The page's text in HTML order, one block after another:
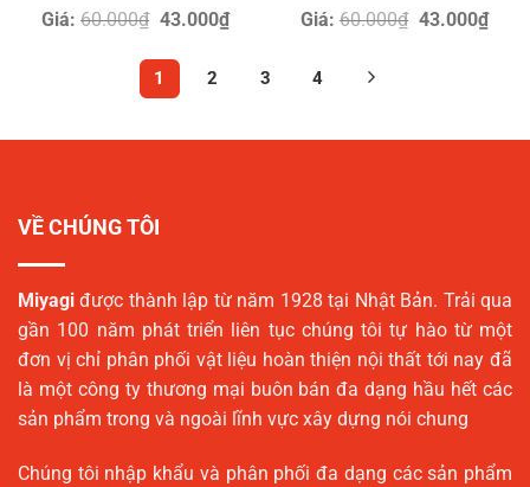
Giá: 60.000₫ Giá
là:
60.000₫.
43.000₫Giá
hiện
Giá: 60.000₫ Giá
43.000₫Giá
hiện
1 2 3 4
VỀ CHÚNG TÔI
Miyagi được thành lập từ năm 1928 tại Nhật Bản. Trải qua
gần 100 năm phát triển liên tục chúng tôi tự hào từ một
đơn vị chỉ phân phối vật liệu hoàn thiện nội thất tới nay đã
là một công ty thương mại buôn bán đa dạng hầu hết các
sản phẩm trong và ngoài lĩnh vực xây dựng nói chung
Chúng tôi nhập khẩu và phân phối đa dạng các sản phẩm